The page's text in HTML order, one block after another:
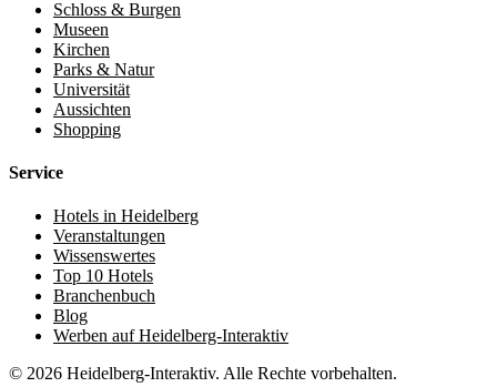
Schloss & Burgen
Museen
Kirchen
Parks & Natur
Universität
Aussichten
Shopping
Service
Hotels in Heidelberg
Veranstaltungen
Wissenswertes
Top 10 Hotels
Branchenbuch
Blog
Werben auf Heidelberg-Interaktiv
© 2026 Heidelberg-Interaktiv. Alle Rechte vorbehalten.